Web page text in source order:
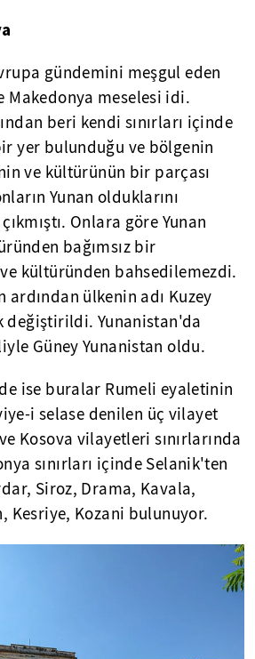
gündemini meşgul eden
meselesi idi.
beri kendi sınırları içinde
yer bulunduğu ve bölgenin
ve kültürünün bir parçası
Yunan olduklarını
Onlara göre Yunan
bağımsız bir
kültüründen bahsedilemezdi.
ardından ülkenin adı Kuzey
değiştirildi. Yunanistan'da
Güney Yunanistan oldu.
ise buralar Rumeli eyaletinin
i selase denilen üç vilayet
Kosova vilayetleri sınırlarında
sınırları içinde Selanik'ten
Siroz, Drama, Kavala,
Kesriye, Kozani bulunuyor.